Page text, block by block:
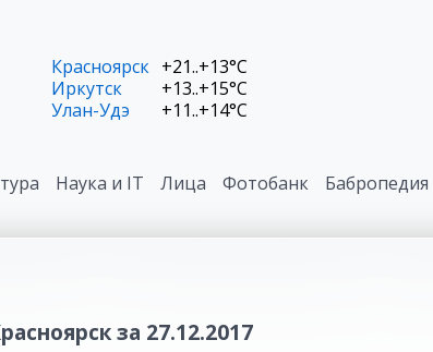
Красноярск +21..+13°C
Иркутск
+13..+15°C
Улан-Удэ
+11..+14°C
Наука и IT Лица Фотобанк Бабропедия
за 27.12.2017